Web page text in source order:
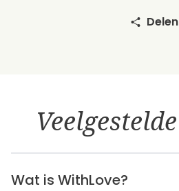
Delen
Veelgestelde
Wat is WithLove?